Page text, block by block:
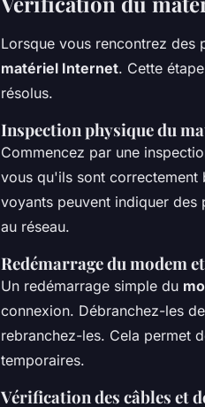
Lorsque vous rencontrez des
matériel Internet. Cette
résolus.
Inspection physique du
Commencez par une
vous qu'ils sont correctement
voyants peuvent indiquer des
au réseau.
Redémarrage du modem
Un redémarrage simple du
connexion. Débranchez-les
rebranchez-les. Cela permet
temporaires.
Vérification des câbles et